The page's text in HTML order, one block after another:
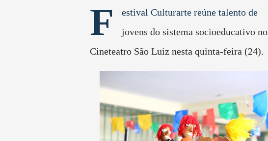
F
estival Culturarte reúne talento de
jovens do sistema socioeducativo no
Cineteatro São Luiz nesta quinta-feira (24).